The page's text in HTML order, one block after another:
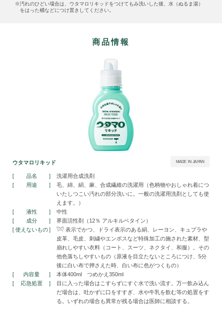
※汚れのひどい場合は、ウタマロリキッドをつけてもみ洗いした後、水（ぬるま湯）
をはった桶などにつけ置きしてください。
商品情報
ウタマロリキッド MADE IN JAPAN
品名
洗濯用合成洗剤
用途
毛、綿、絹、麻、合成繊維の洗濯用（色柄物やおしゃれ着につ
いたしつこい汚れの部分洗いに。一般の洗濯用洗剤としても使
えます。）
液性
中性
成分
界面活性剤（12％ アルキルベタイン）
使えないもの
表示でかつ、ドライ表示のある絹、レーヨン、キュプラや
皮革、毛皮、刺繍やエンボスなど特殊加工の施された素材、型
崩れしやすい衣料（コート、スーツ、 ネクタイ、和服）。その
他色落ちしやすいもの（原液を目立たないところにつけ、5分
後に白い布で押さえた時、白い布に色がつくもの）
内容量
本体400ml つめかえ350ml
応急処置
目に入った場合はこすらずにすぐ水で洗い流す。万一飲み込ん
だ場合は、吐かずに口をすすぎ、水や牛乳を飲む等の処置をす
る。いずれの場合も異常が残る場合は医師に相談する。